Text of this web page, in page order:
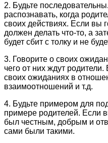
2. Будьте
распознавать, когда
своих действиях. Если вы
должен делать что-то, а
будет сбит с толку и не
3. Говорите о своих
чего от них ждут
своих ожиданиях в
взаимоотношений и т.д.
4. Будьте примером для
примере родителей. Если
был честным, добрым и
сами были такими.